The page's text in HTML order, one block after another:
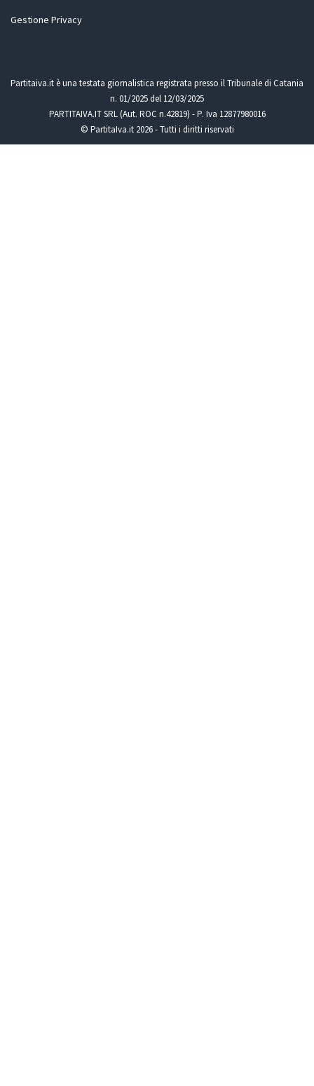
Gestione Privacy
Partitaiva.it è una testata giornalistica registrata presso il Tribunale di Catania
n. 01/2025 del 12/03/2025
PARTITAIVA.IT SRL (Aut. ROC n.42819) - P. Iva 12877980016
© PartitaIva.it 2026 - Tutti i diritti riservati